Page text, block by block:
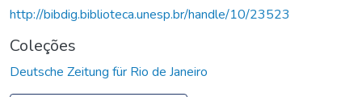
http://bibdig.biblioteca.unesp.br/handle/10/23523
Coleções
Deutsche Zeitung für Rio de Janeiro